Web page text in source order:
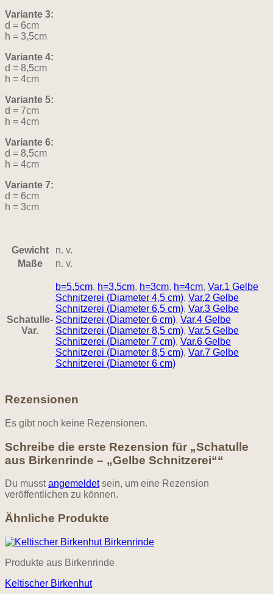
Variante 3:
d = 6cm
h = 3,5cm
Variante 4:
d = 8,5cm
h = 4cm
Variante 5:
d = 7cm
h = 4cm
Variante 6:
d = 8,5cm
h = 4cm
Variante 7:
d = 6cm
h = 3cm
Gewicht
n. v.
Maße
n. v.
Schatulle-
Var.
b=5,5cm, h=3,5cm, h=3cm, h=4cm, Var.1 Gelbe
Schnitzerei (Diameter 4,5 cm), Var.2 Gelbe
Schnitzerei (Diameter 6,5 cm), Var.3 Gelbe
Schnitzerei (Diameter 6 cm), Var.4 Gelbe
Schnitzerei (Diameter 8,5 cm), Var.5 Gelbe
Schnitzerei (Diameter 7 cm), Var.6 Gelbe
Schnitzerei (Diameter 8,5 cm), Var.7 Gelbe
Schnitzerei (Diameter 6 cm)
Rezensionen
Es gibt noch keine Rezensionen.
Schreibe die erste Rezension für „Schatulle
aus Birkenrinde – „Gelbe Schnitzerei““
Du musstangemeldetsein, um eine Rezension
veröffentlichen zu können.
Ähnliche Produkte
Produkte aus Birkenrinde
Keltischer Birkenhut